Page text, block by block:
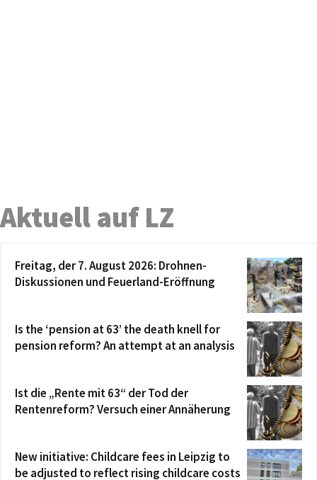
Aktuell auf LZ
Freitag, der 7. August 2026: Drohnen-
Diskussionen und Feuerland-Eröffnung
Is the ‘pension at 63’ the death knell for
pension reform? An attempt at an analysis
Ist die „Rente mit 63“ der Tod der
Rentenreform? Versuch einer Annäherung
New initiative: Childcare fees in Leipzig to
be adjusted to reflect rising childcare costs